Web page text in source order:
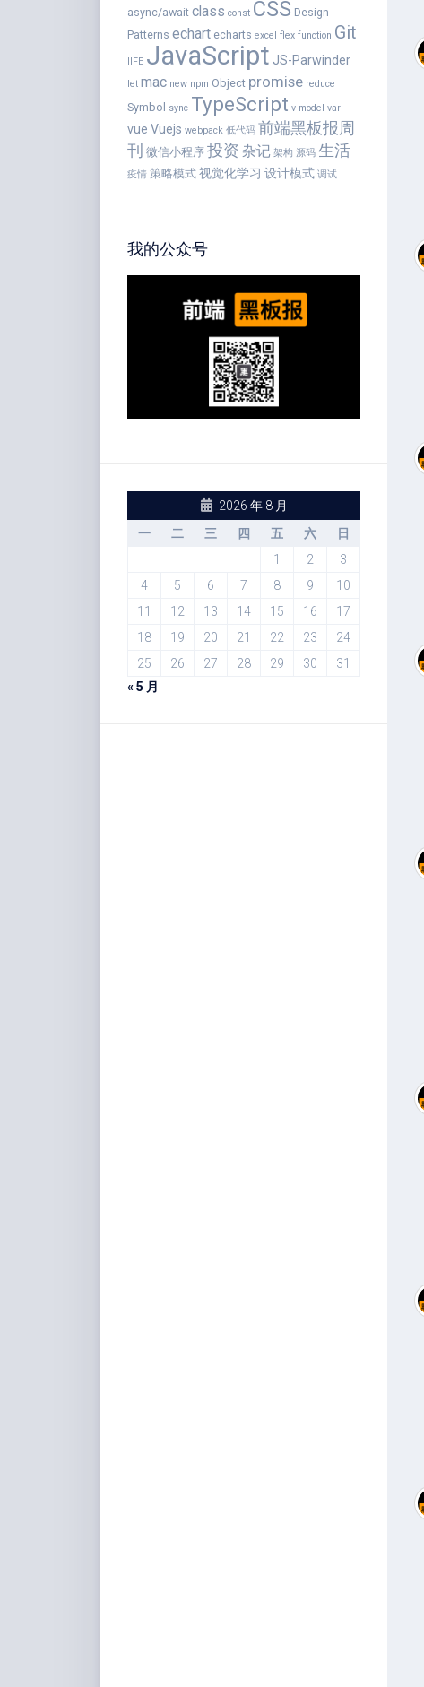
async/await class const CSS Design
Patterns echart echarts excel flex function Git
IIFE JavaScript JS-Parwinder
let mac new npm Object promise reduce
Symbol sync TypeScript v-model var
vue Vuejs webpack 低代码 前端黑板报周
刊 微信小程序 投资 杂记 架构 源码 生活
疫情 策略模式 视觉化学习 设计模式 调试
我的公众号
2026 年 8 月
一
二 三 四 五 六
日
1
2
3
4
5 6 7 8 9
10
11
12 13 14 15 16
17
18
19 20 21 22 23
24
25
26 27 28 29 30
31
« 5 月